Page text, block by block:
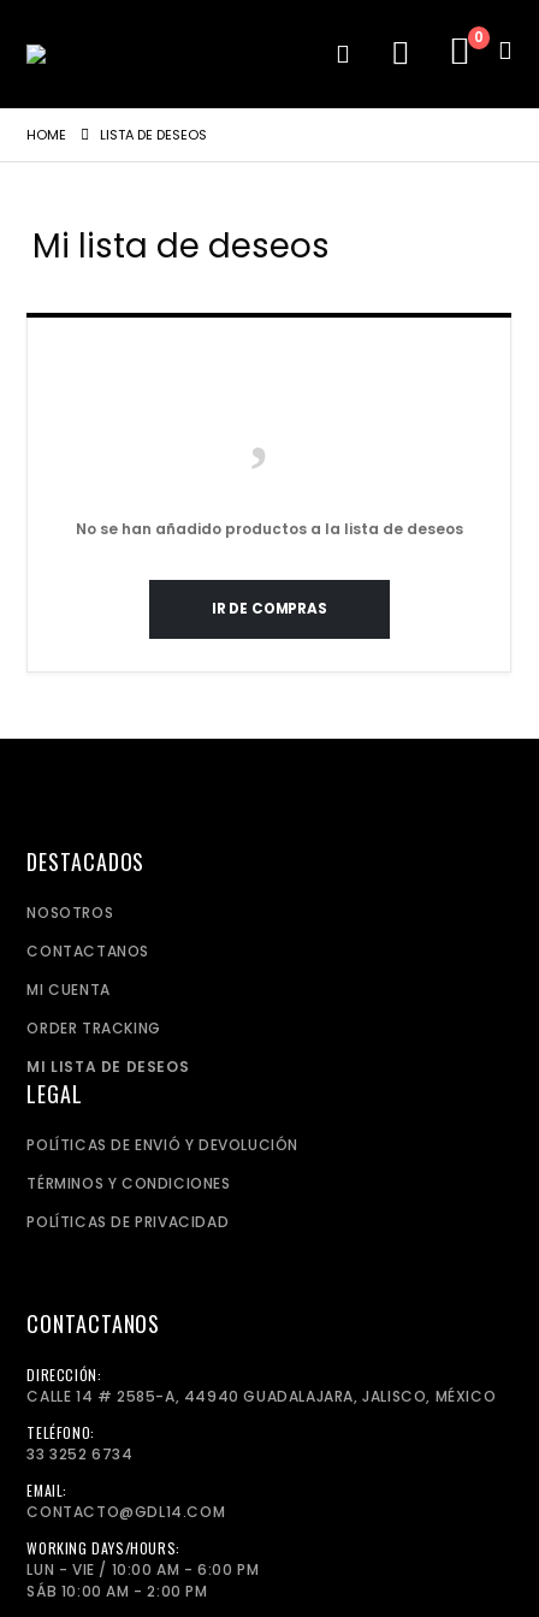
0
HOME LISTA DE DESEOS
Mi lista de deseos
No se han añadido productos a la lista de deseos
IR DE COMPRAS
DESTACADOS
NOSOTROS
CONTACTANOS
MI CUENTA
ORDER TRACKING
MI LISTA DE DESEOS
LEGAL
POLÍTICAS DE ENVIÓ Y DEVOLUCIÓN
TÉRMINOS Y CONDICIONES
POLÍTICAS DE PRIVACIDAD
CONTACTANOS
DIRECCIÓN:
CALLE 14 # 2585-A, 44940 GUADALAJARA, JALISCO, MÉXICO
TELÉFONO:
33 3252 6734
EMAIL:
CONTACTO@GDL14.COM
WORKING DAYS/HOURS:
LUN - VIE / 10:00 AM - 6:00 PM
SÁB 10:00 AM - 2:00 PM